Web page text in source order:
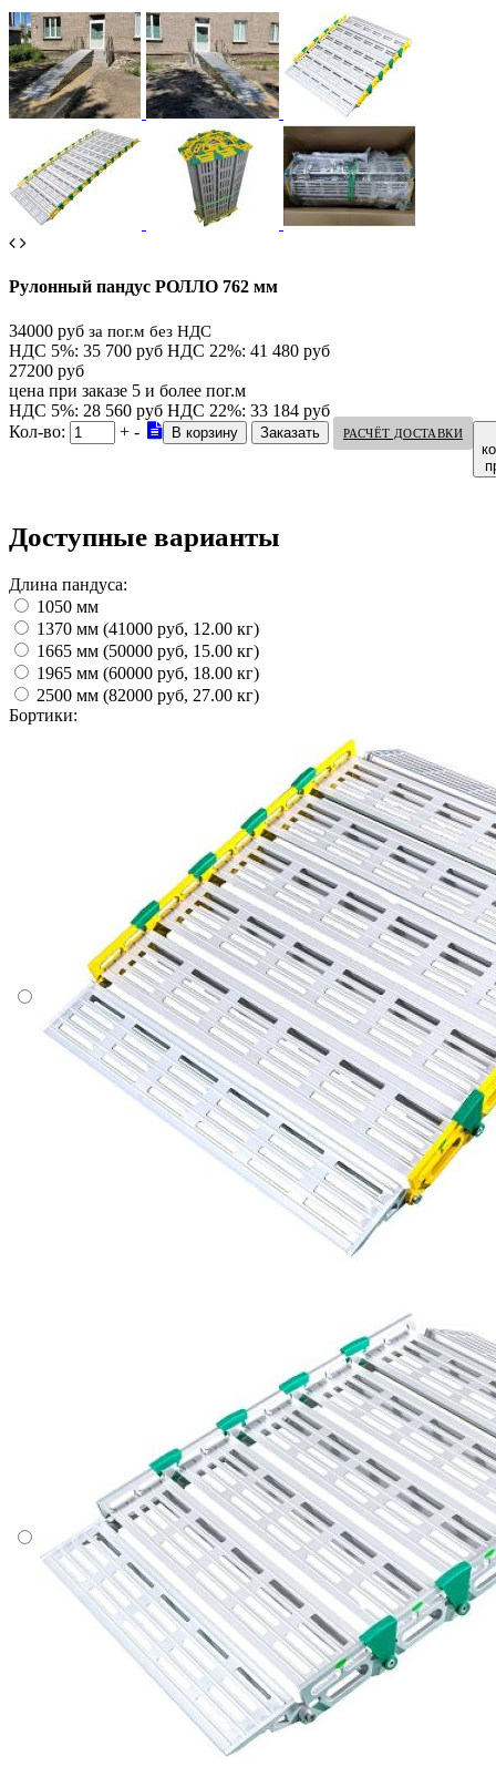
Рулонный пандус РОЛЛО 762 мм
34000 руб за пог.м без НДС
НДС 5%: 35 700 руб НДС 22%: 41 480 руб
27200 руб
цена при заказе 5 и более пог.м
НДС 5%: 28 560 руб НДС 22%: 33 184 руб
Кол-во:
+ - РАСЧЁТ ДОСТАВКИ
Доступные варианты
Длина пандуса:
1050 мм
1370 мм (41000 руб, 12.00 кг)
1665 мм (50000 руб, 15.00 кг)
1965 мм (60000 руб, 18.00 кг)
2500 мм (82000 руб, 27.00 кг)
Бортики: